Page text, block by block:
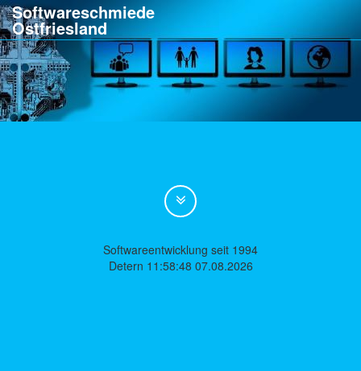
Softwareschmiede
Ostfriesland
Softwareentwicklung seit 1994
Detern 11:58:48 07.08.2026